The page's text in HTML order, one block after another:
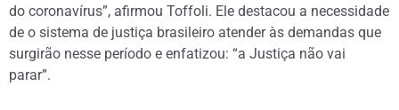
do coronavírus”, afirmou Toffoli. Ele destacou a necessidade
de o sistema de justiça brasileiro atender às demandas que
surgirão nesse período e enfatizou: “a Justiça não vai
parar”.